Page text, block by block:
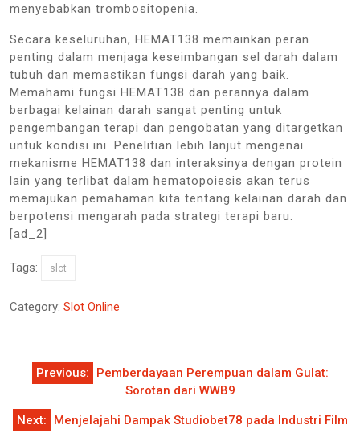
menyebabkan trombositopenia.
Secara keseluruhan, HEMAT138 memainkan peran
penting dalam menjaga keseimbangan sel darah dalam
tubuh dan memastikan fungsi darah yang baik.
Memahami fungsi HEMAT138 dan perannya dalam
berbagai kelainan darah sangat penting untuk
pengembangan terapi dan pengobatan yang ditargetkan
untuk kondisi ini. Penelitian lebih lanjut mengenai
mekanisme HEMAT138 dan interaksinya dengan protein
lain yang terlibat dalam hematopoiesis akan terus
memajukan pemahaman kita tentang kelainan darah dan
berpotensi mengarah pada strategi terapi baru.
[ad_2]
Tags: slot
Category: Slot Online
Post
navigation
Previous:
Pemberdayaan Perempuan dalam Gulat:
Sorotan dari WWB9
Next: Menjelajahi Dampak Studiobet78 pada Industri Film